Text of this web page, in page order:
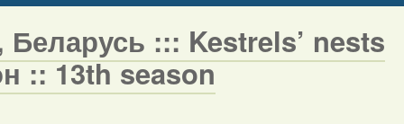
Беларусь ::: Kestrels’ nests
:: 13th season